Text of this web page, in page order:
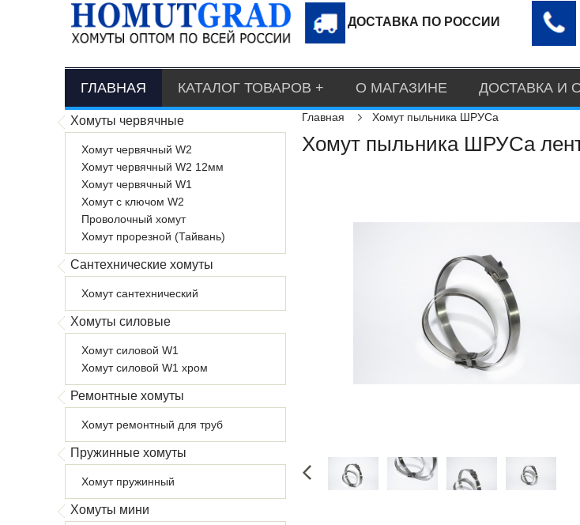
ДОСТАВКА ПО РОССИИ
ГЛАВНАЯ КАТАЛОГ ТОВАРОВ О МАГАЗИНЕ ДОСТАВКА И
Хомуты червячные
Хомут червячный W2
Хомут червячный W2 12мм
Хомут червячный W1
Хомут с ключом W2
Проволочный хомут
Хомут прорезной (Тайвань)
Сантехнические хомуты
Хомут сантехнический
Хомуты силовые
Хомут силовой W1
Хомут силовой W1 хром
Ремонтные хомуты
Хомут ремонтный для труб
Пружинные хомуты
Хомут пружинный
Хомуты мини
Главная Хомут пыльника ШРУСа
Хомут пыльника ШРУСа